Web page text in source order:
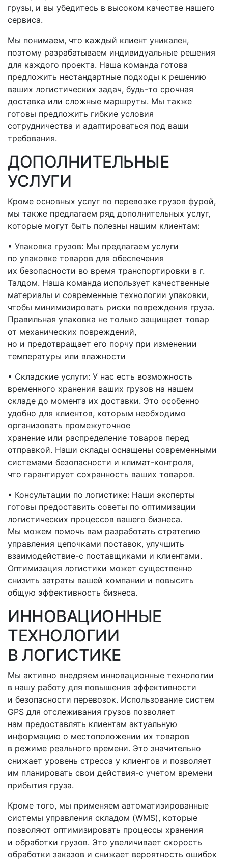
грузы, и вы убедитесь в высоком качестве нашего
сервиса.
Мы понимаем, что каждый клиент уникален,
поэтому разрабатываем индивидуальные решения
для каждого проекта. Наша команда готова
предложить нестандартные подходы к решению
ваших логистических задач, будь-то срочная
доставка или сложные маршруты. Мы также
готовы предложить гибкие условия
сотрудничества и адаптироваться под ваши
требования.
ДОПОЛНИТЕЛЬНЫЕ
УСЛУГИ
Кроме основных услуг по перевозке грузов фурой,
мы также предлагаем ряд дополнительных услуг,
которые могут быть полезны нашим клиентам:
• Упаковка грузов: Мы предлагаем услуги
по упаковке товаров для обеспечения
их безопасности во время транспортировки в г.
Талдом. Наша команда использует качественные
материалы и современные технологии упаковки,
чтобы минимизировать риски повреждения груза.
Правильная упаковка не только защищает товар
от механических повреждений,
но и предотвращает его порчу при изменении
температуры или влажности
• Складские услуги: У нас есть возможность
временного хранения ваших грузов на нашем
складе до момента их доставки. Это особенно
удобно для клиентов, которым необходимо
организовать промежуточное
хранение или распределение товаров перед
отправкой. Наши склады оснащены современными
системами безопасности и климат-контроля,
что гарантирует сохранность ваших товаров.
• Консультации по логистике: Наши эксперты
готовы предоставить советы по оптимизации
логистических процессов вашего бизнеса.
Мы можем помочь вам разработать стратегию
управления цепочками поставок, улучшить
взаимодействие-с поставщиками и клиентами.
Оптимизация логистики может существенно
снизить затраты вашей компании и повысить
общую эффективность бизнеса.
ИННОВАЦИОННЫЕ
ТЕХНОЛОГИИ
В ЛОГИСТИКЕ
Мы активно внедряем инновационные технологии
в нашу работу для повышения эффективности
и безопасности перевозок. Использование систем
GPS для отслеживания грузов позволяет
нам предоставлять клиентам актуальную
информацию о местоположении их товаров
в режиме реального времени. Это значительно
снижает уровень стресса у клиентов и позволяет
им планировать свои действия-с учетом времени
прибытия груза.
Кроме того, мы применяем автоматизированные
системы управления складом (WMS), которые
позволяют оптимизировать процессы хранения
и обработки грузов. Это увеличивает скорость
обработки заказов и снижает вероятность ошибок